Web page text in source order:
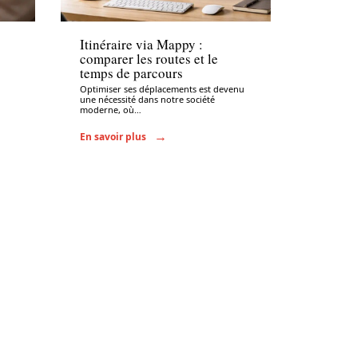
Administratif
Itinéraire via Mappy :
comparer les routes et le
temps de parcours
Optimiser ses déplacements est devenu
une nécessité dans notre société
moderne, où
En savoir plus